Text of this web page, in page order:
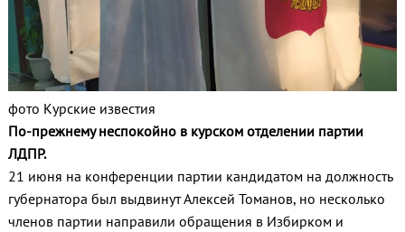
фото Курские известия
По-прежнему неспокойно в курском отделении партии
ЛДПР.
21 июня на конференции партии кандидатом на должность
губернатора был выдвинут Алексей Томанов, но несколько
членов партии направили обращения в Избирком и